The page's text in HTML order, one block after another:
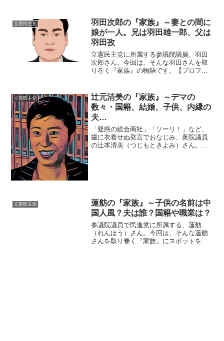
長男〈Copyright カゲロウ家...
立憲民主党
羽田次郎の『家族』～妻との間に
娘が一人。兄は羽田雄一郎、父は
羽田孜
立憲民主党に所属する参議院議員、羽田
次郎さん。今回は、そんな羽田さんを取
り巻く『家族』の物語です。【プロフィ
生地：東京都千代田区出身大学：ウェイ
クフォレスト大学...
立憲民主党
辻元清美の『家族』～デマの
数々・国籍、結婚、子供、内縁の
夫…
「疑惑の総合商社」「ソーリ！」など、
歯に衣着せぬ発言でおなじみ、衆院議員
の辻本清美（つじもときよみ）さん。今
立憲民主党
蓮舫の『家族』～子供の名前は中
国人風？夫は誰？国籍や職業は？
参議院議員で民進党に所属する、蓮舫
（れんほう）さん。今回は、そんな蓮舫
さんを取り巻く『家族』にスポットを当